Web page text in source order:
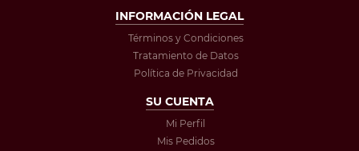
INFORMACIÓN LEGAL
Términos y Condiciones
Tratamiento de Datos
Política de Privacidad
SU CUENTA
Mi Perfil
Mis Pedidos